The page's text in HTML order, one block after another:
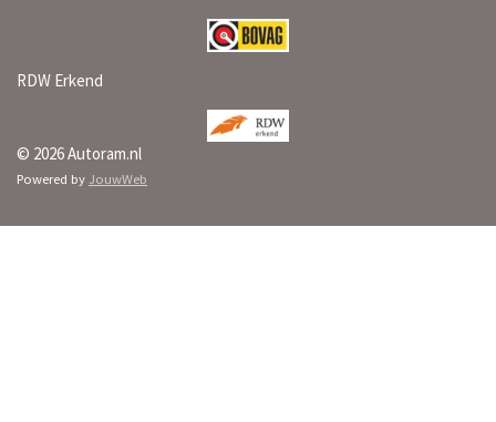
RDW Erkend
© 2026 Autoram.nl
Powered by JouwWeb